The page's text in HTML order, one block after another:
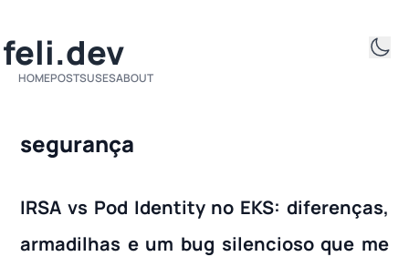
HOMEPOSTSUSESABOUT
segurança
IRSA vs Pod Identity no EKS: diferenças,
armadilhas e um bug silencioso que me